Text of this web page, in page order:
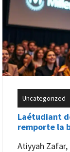
Uncategorized
Laétudiant
remporte la
Atiyyah